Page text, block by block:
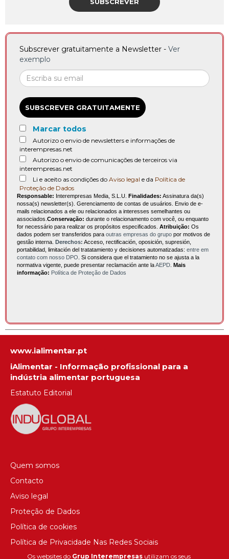
Os websites do Grup Interempresasutilizam os seus
Subscrever gratuitamente a Newsletter - Ver
exemplo
SUBSCREVER GRATUITAMENTE
Marcar todos
Autorizo o envio de newsletters e informações de
interempresas.net
Autorizo o envio de comunicações de terceiros via
interempresas.net
Li e aceito as condições do Aviso legal e da Política de
Proteção de Dados
Responsable: Interempresas Media, S.L.U. Finalidades: Assinatura da(s)
nossa(s) newsletter(s). Gerenciamento de contas de usuários. Envio de e-
mails relacionados a ele ou relacionados a interesses semelhantes ou
associados. Conservação: durante o relacionamento com você, ou enquanto
for necessário para realizar os propósitos especificados. Atribuição: Os
dados podem ser transferidos para outras empresas do grupo por motivos de
gestão interna. Derechos: Acceso, rectificación, oposición, supresión,
portabilidad, limitación del tratatamiento y decisiones automatizadas: entre em
contato com nosso DPO . Si considera que el tratamiento no se ajusta a la
normativa vigente, puede presentar reclamación ante laAEPD Mais
informação: Política de Proteção de Dados
www.ialimentar.pt
iAlimentar - Informação profissional para a
indústria alimentar portuguesa
Estatuto Editorial
Quem somos
Contacto
Aviso legal
Proteção de Dados
Política de cookies
Política de Privacidade Nas Redes Sociais